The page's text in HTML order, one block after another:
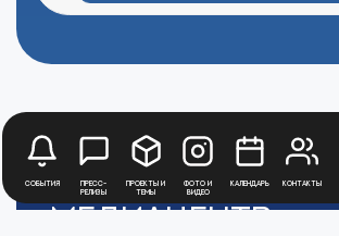
События
Пресс-
релизы
Проекты и
темы
Фото и
видео
Календарь Контакты
Медиацентр